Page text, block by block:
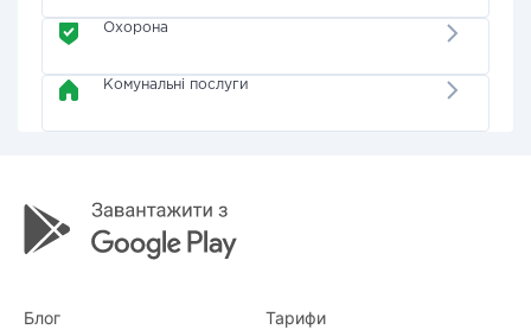
Охорона
Комунальні послуги
Блог Тарифи